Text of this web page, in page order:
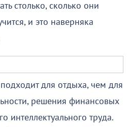
столько, сколько они
и это наверняка
для отдыха, чем для
решения финансовых
интеллектуального труда.